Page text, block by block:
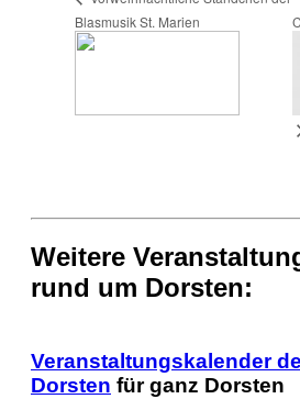
Blasmusik St. Marien
Weitere
rund um Dorsten:
Veranstaltungskalender
Dorsten für ganz Dorsten